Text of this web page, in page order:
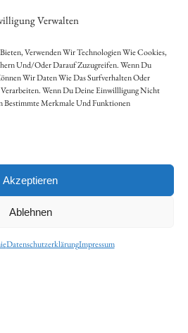
Akzeptieren
Richtlinie
Ich stimme zu